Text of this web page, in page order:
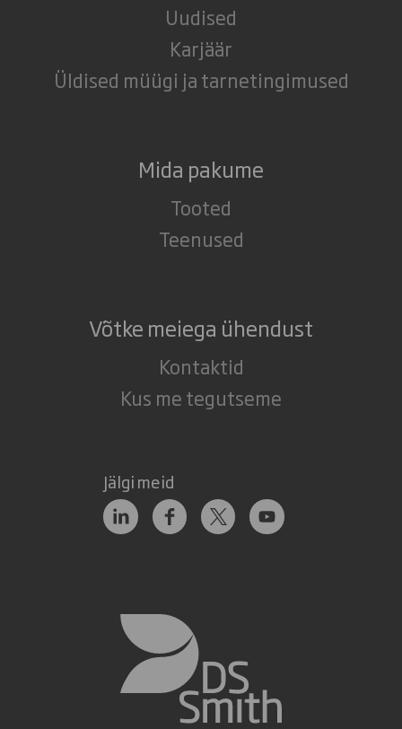
Uudised
Karjäär
Üldised müügi ja tarnetingimused
Mida pakume
Tooted
Teenused
Võtke meiega ühendust
Kontaktid
Kus me tegutseme
Jälgi meid